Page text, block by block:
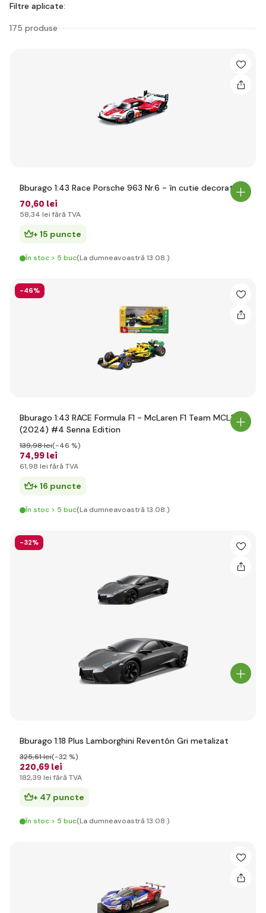
Filtre aplicate:
175 produse
Bburago 1:43 Race Porsche 963 Nr.6 - în cutie decorativă
70,60 lei
58,34 lei fără TVA
+ 15 puncte
În stoc > 5 buc(La dumneavoastră 13.08.)
-46%
Bburago 1:43 RACE Formula F1 - McLaren F1 Team MCL38
(2024) #4 Senna Edition
74,99 lei
139,98 lei(-46 %)
61,98 lei fără TVA
+ 16 puncte
În stoc > 5 buc(La dumneavoastră 13.08.)
-32%
Bburago 1:18 Plus Lamborghini Reventón Gri metalizat
220,69 lei
325,61 lei(-32 %)
182,39 lei fără TVA
+ 47 puncte
În stoc > 5 buc(La dumneavoastră 13.08.)